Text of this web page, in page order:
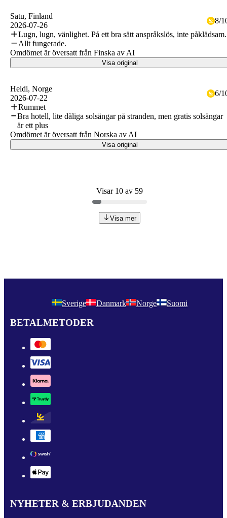
Satu, Finland
2026-07-26
8/
Lugn, lugn, vänlighet. På ett bra sätt anspråkslös, inte påklädsam.
Allt fungerade.
Omdömet är översatt från Finska av AI
Visa original
Heidi, Norge
2026-07-22
6/
Rummet
Bra hotell, lite dåliga solsängar på stranden, men gratis solsängar
är ett plus
Omdömet är översatt från Norska av AI
Visa original
Visar 10 av 59
Visa mer
Sverige Danmark Norge Suomi
BETALMETODER
NYHETER & ERBJUDANDEN